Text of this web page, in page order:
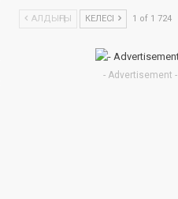
АЛДЫҢҒЫ КЕЛЕСІ 1 of 1 724
- Advertisement -